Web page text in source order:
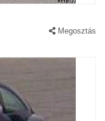
Megosztás